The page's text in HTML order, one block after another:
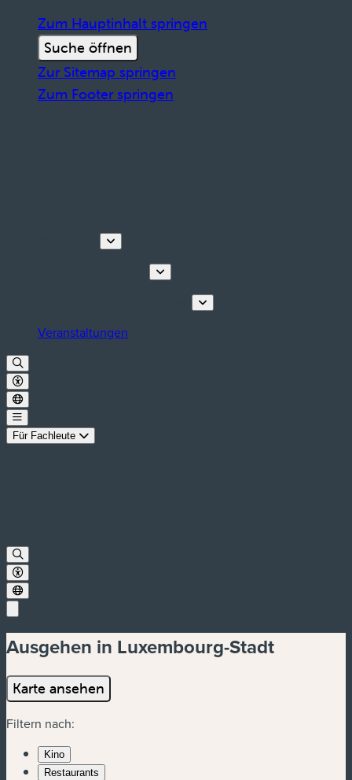
Zum Hauptinhalt springen
Suche öffnen
Zur Sitemap springen
Zum Footer springen
Veranstaltungen
Für Fachleute
Ausgehen in Luxembourg-Stadt
Karte ansehen
Filtern nach:
Kino
Restaurants